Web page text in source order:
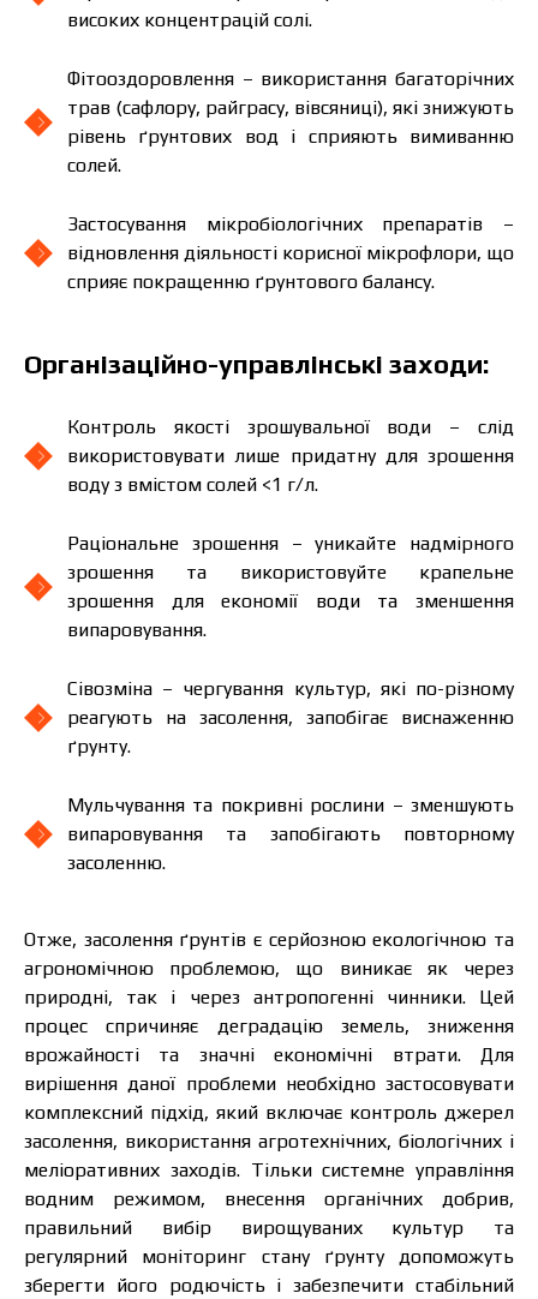
високих концентрацій солі.
Фітооздоровлення – використання багаторічних
трав (сафлору, райграсу, вівсяниці), які знижують
рівень ґрунтових вод і сприяють вимиванню
солей.
Застосування мікробіологічних препаратів –
відновлення діяльності корисної мікрофлори, що
сприяє покращенню ґрунтового балансу.
Організаційно-управлінські заходи:
Контроль якості зрошувальної води – слід
використовувати лише придатну для зрошення
воду з вмістом солей <1 г/л.
Раціональне зрошення – уникайте надмірного
зрошення та використовуйте крапельне
зрошення для економії води та зменшення
випаровування.
Сівозміна – чергування культур, які по-різному
реагують на засолення, запобігає виснаженню
ґрунту.
Мульчування та покривні рослини – зменшують
випаровування та запобігають повторному
засоленню.
Отже, засолення ґрунтів є серйозною екологічною та
агрономічною проблемою, що виникає як через
природні, так і через антропогенні чинники. Цей
процес спричиняє деградацію земель, зниження
врожайності та значні економічні втрати. Для
вирішення даної проблеми необхідно застосовувати
комплексний підхід, який включає контроль джерел
засолення, використання агротехнічних, біологічних і
меліоративних заходів. Тільки системне управління
водним режимом, внесення органічних добрив,
правильний вибір вирощуваних культур та
регулярний моніторинг стану ґрунту допоможуть
зберегти його родючість і забезпечити стабільний